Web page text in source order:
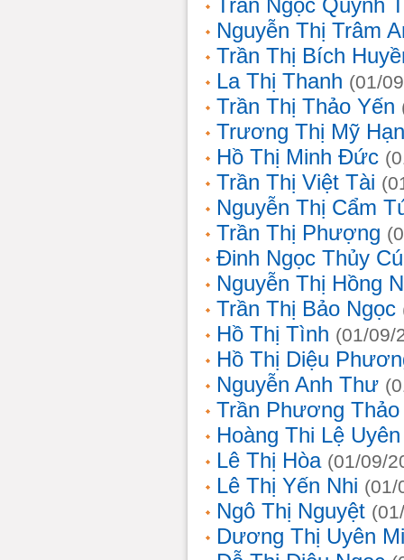
Trần Ngọc Quỳnh
Nguyễn Thị Trâm
Trần Thị Bích
La Thị Thanh (01/
Trần Thị Thảo Yến
Trương Thị Mỹ
Hồ Thị Minh Đức
Trần Thị Việt Tài
Nguyễn Thị Cẩm
Trần Thị Phượng
Đinh Ngọc Thủy
Nguyễn Thị Hồng
Trần Thị Bảo Ngọc
Hồ Thị Tình (01/09/
Hồ Thị Diệu
Nguyễn Anh Thư
Trần Phương Thảo
Hoàng Thi Lệ Uyên
Lê Thị Hòa (01/09/
Lê Thị Yến Nhi (01/
Ngô Thị Nguyệt
Dương Thị Uyên Mi